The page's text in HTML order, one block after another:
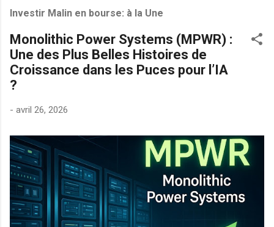
Investir Malin en bourse: à la Une
Monolithic Power Systems (MPWR) :
Une des Plus Belles Histoires de
Croissance dans les Puces pour l’IA
?
- avril 26, 2026